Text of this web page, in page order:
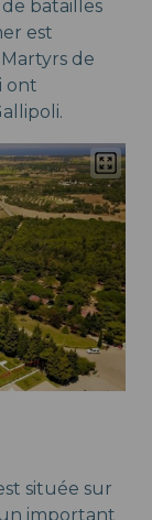
batailles
est
de
ont
située sur
un important